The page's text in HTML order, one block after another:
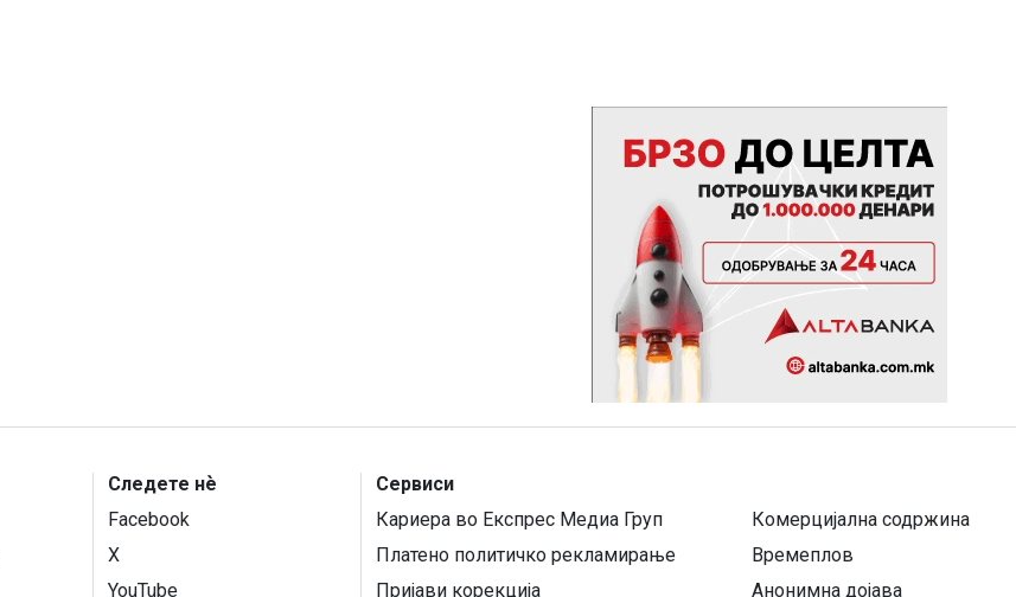
Следете нѐ
Facebook
X
YouTube
Сервиси
Кариера во Експрес Медиа Груп
Комерцијална содржина
Платено политичко рекламирање
Времеплов
Пријави корекција
Анонимна дојава